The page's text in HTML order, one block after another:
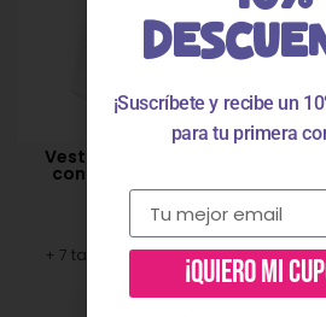
Vestido niña tirantes
con volante blanco
roto 94770
27,95€
19,57€
+ 7 tallas disponibles
¡Suscríbete y recibe un
para tu primera
¡QUIERO MI